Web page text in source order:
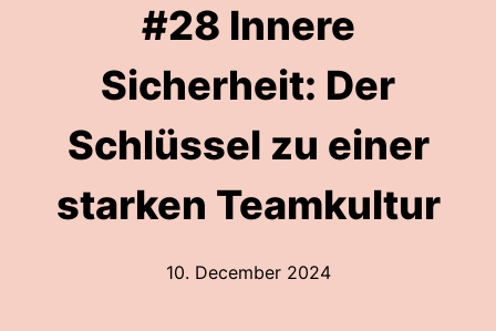
#28 Innere
Sicherheit: Der
Schlüssel zu einer
starken Teamkultur
10. December 2024